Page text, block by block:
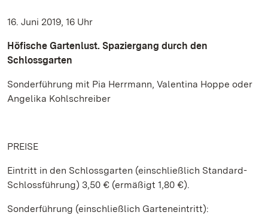
16. Juni 2019, 16 Uhr
Höfische Gartenlust. Spaziergang durch den
Schlossgarten
Sonderführung mit Pia Herrmann, Valentina Hoppe oder
Angelika Kohlschreiber
PREISE
Eintritt in den Schlossgarten (einschließlich Standard-
Schlossführung) 3,50 € (ermäßigt 1,80 €).
Sonderführung (einschließlich Garteneintritt):